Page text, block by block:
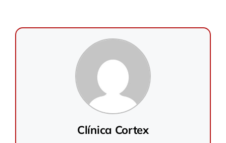
Clínica Cortex